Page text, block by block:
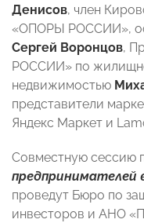
Денисов, член
«ОПОРЫ РОССИИ»,
Сергей Воронцов,
РОССИИ» по
недвижимостью
представители
Яндекс Маркет и
Совместную сессию
предпринимателей
проведут Бюро по
инвесторов и АНО